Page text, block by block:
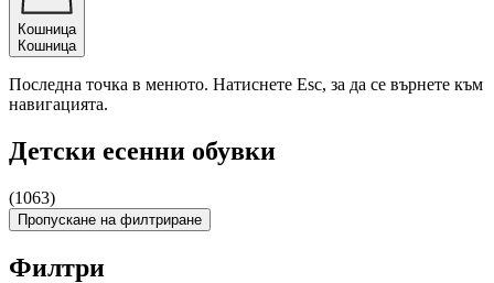
Кошница
Кошница
Последна точка в менюто. Натиснете Esc, за да се върнете към
навигацията.
Детски есенни обувки
(1063)
Пропускане на филтриране
Филтри